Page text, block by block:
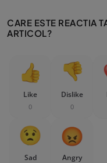
CARE ESTE REACTIA
ARTICOL?
Like
0
Dislike
0
Sad Angry